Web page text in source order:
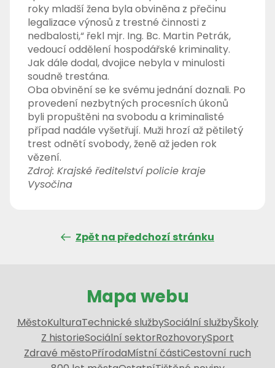
roky mladší žena byla obviněna z přečinu
legalizace výnosů z trestné činnosti z
nedbalosti,“ řekl mjr. Ing. Bc. Martin Petrák,
vedoucí oddělení hospodářské kriminality.
Jak dále dodal, dvojice nebyla v minulosti
soudně trestána.
Oba obvinění se ke svému jednání doznali. Po
provedení nezbytných procesních úkonů
byli propuštěni na svobodu a kriminalisté
případ nadále vyšetřují. Muži hrozí až pětiletý
trest odnětí svobody, ženě až jeden rok
vězení.
Zdroj: Krajské ředitelství policie kraje
Vysočina
Zpět na předchozí stránku
Mapa webu
MěstoKulturaTechnické službySociální službyŠkoly
Z historieSociální sektorRozhovorySport
Zdravé městoPřírodaMístní částiCestovní ruch